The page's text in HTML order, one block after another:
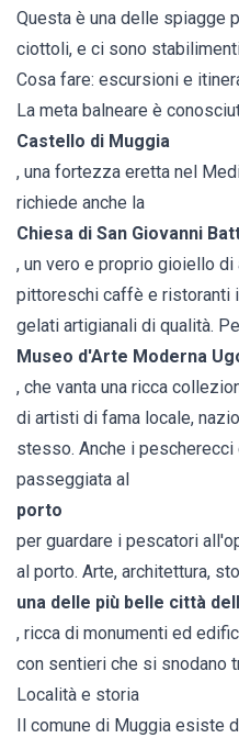
Questa è una delle spiagge
ciottoli, e ci sono
Cosa fare: escursioni e
La meta balneare è
Castello di Muggia
, una fortezza eretta nel
richiede anche la
Chiesa di San Giovanni
, un vero e proprio gioiello
pittoreschi caffè e ristoranti
gelati artigianali di qualità.
Museo d'Arte Moderna
, che vanta una ricca
di artisti di fama locale,
stesso. Anche i
passeggiata al
porto
per guardare i pescatori
al porto. Arte, architettura,
una delle più belle città
, ricca di monumenti ed
con sentieri che si snodano
Località e storia
Il comune di Muggia esiste